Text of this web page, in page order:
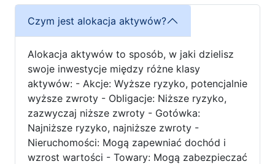
Czym jest alokacja aktywów?
Alokacja aktywów to sposób, w jaki dzielisz
swoje inwestycje między różne klasy
aktywów: - Akcje: Wyższe ryzyko, potencjalnie
wyższe zwroty - Obligacje: Niższe ryzyko,
zazwyczaj niższe zwroty - Gotówka:
Najniższe ryzyko, najniższe zwroty -
Nieruchomości: Mogą zapewniać dochód i
wzrost wartości - Towary: Mogą zabezpieczać